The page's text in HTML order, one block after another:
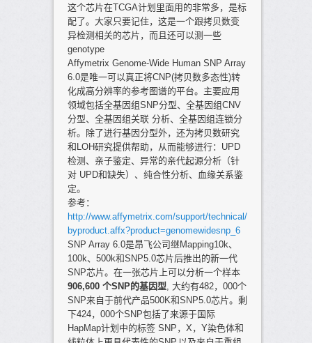
这个芯片在TCGA计划里面用的非常多，是标
配了。大家只要记住，这是一个跟拷贝数变
异检测相关的芯片，而且还可以测一些
genotype
Affymetrix Genome-Wide Human SNP Array
6.0是唯一可以真正将CNP(拷贝数多态性)转
化成高分辨率的参考图谱的平台。主要应用
领域包括全基因组SNP分型、全基因组CNV
分型、全基因组关联 分析、全基因组连锁分
析。除了进行基因分型外，还为拷贝数研究
和LOH研究提供帮助，从而能够进行：UPD
检测、亲子鉴定、异常的亲代起源分析（针
对 UPD和缺失）、纯合性分析、血缘关系鉴
定。
参考：
http://www.affymetrix.com/support/technical/
byproduct.affx?product=genomewidesnp_6
SNP Array 6.0是昂飞公司继Mapping10k、
100k、500k和SNP5.0芯片后推出的新一代
SNP芯片。在一张芯片上可以分析一个样本
906,600 个SNP的基因型, 大约有482，000个
SNP来自于前代产品500K和SNP5.0芯片。剩
下424，000个SNP包括了来源于国际
HapMap计划中的标签 SNP，X，Y染色体和